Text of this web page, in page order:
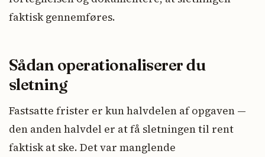
faktisk gennemføres.
Sådan operationaliserer du
sletning
Fastsatte frister er kun halvdelen af opgaven —
den anden halvdel er at få sletningen til rent
faktisk at ske. Det var manglende